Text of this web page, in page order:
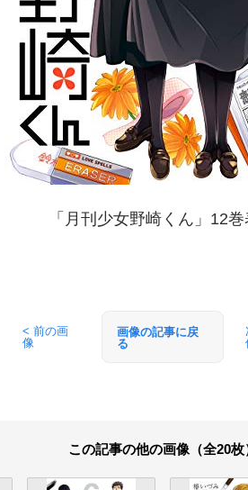
「月刊少女野崎くん」12
< 前の画
像
画像の記事に戻
る
この記事の他の画像（全20枚